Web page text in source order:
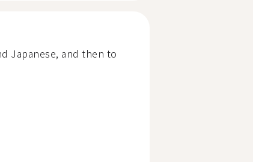
Japanese, and then to